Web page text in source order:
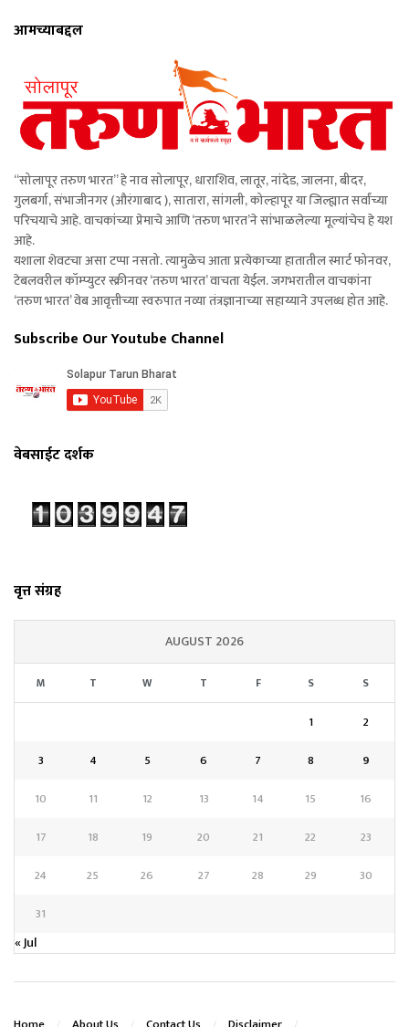
आमच्याबद्दल
“सोलापूर तरुण भारत” हे नाव सोलापूर, धाराशिव, लातूर, नांदेड, जालना, बीदर,
गुलबर्गा, संभाजीनगर (औरंगाबाद ), सातारा, सांगली, कोल्हापूर या जिल्ह्यात सर्वांच्या
परिचयाचे आहे. वाचकांच्या प्रेमाचे आणि ‘तरुण भारत’ने सांभाळलेल्या मूल्यांचेच हे यश
आहे.
यशाला शेवटचा असा टप्पा नसतो. त्यामुळेच आता प्रत्येकाच्या हातातील स्मार्ट फोनवर,
टेबलवरील कॉम्प्युटर स्क्रीनवर ‘तरुण भारत’ वाचता येईल. जगभरातील वाचकांना
‘तरुण भारत’ वेब आवृत्तीच्या स्वरुपात नव्या तंत्रज्ञानाच्या सहाय्याने उपलब्ध होत आहे.
Subscribe Our Youtube Channel
वेबसाईट दर्शक
वृत्त संग्रह
AUGUST 2026
M T W T F S S
1
2
3
4 5 6 7 8
9
10
11 12 13 14 15
16
17
18 19 20 21 22
23
24
25 26 27 28 29
30
31
« Jul